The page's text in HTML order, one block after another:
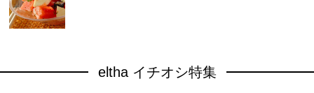
eltha イチオシ特集